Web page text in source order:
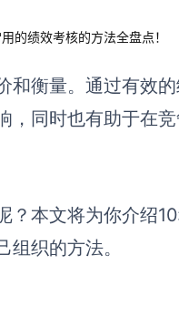
的绩效考核的方法全盘点！
和衡量。通过有效
，同时也有助于在
？本文将为你介绍
织的方法。